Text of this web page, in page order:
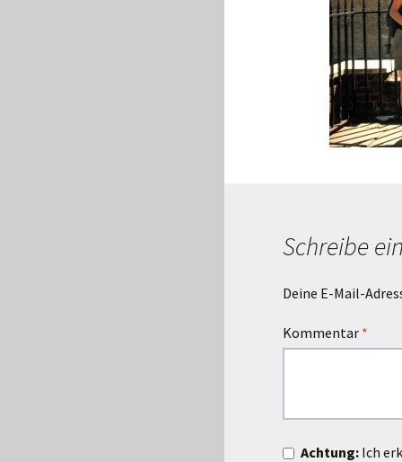
Schreibe
Deine E-Mail-
Kommentar *
Achtung:Ich